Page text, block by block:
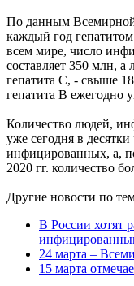
По данным Всемирной
каждый год
всем мире, число
составляет 350 млн,
гепатита С, - свыше
гепатита В ежегодно
Количество людей,
уже сегодня в
инфицированных, а,
2020 гг. количество
Другие новости по
В России хотят
24 марта –
15 марта